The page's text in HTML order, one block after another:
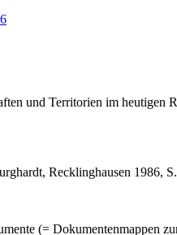
und Territorien im heutigen
Recklinghausen 1986,
(= Dokumentenmappen